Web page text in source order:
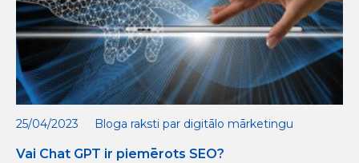
25/04/2023 Bloga raksti par digitālo mārketingu
Vai Chat GPT ir piemērots SEO?